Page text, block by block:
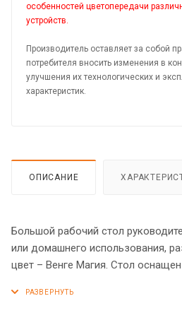
особенностей цветопередачи
устройств.
Производитель оставляет за собой
потребителя вносить изменения в
улучшения их технологических и
характеристик.
ОПИСАНИЕ
Большой рабочий стол
или домашнего использования,
цвет – Венге Магия. Стол
профилем из МДФ 30 мм